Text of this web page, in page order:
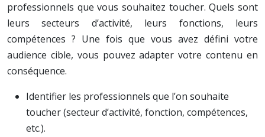
professionnels que vous souhaitez toucher. Quels sont
leurs secteurs d’activité, leurs fonctions, leurs
compétences ? Une fois que vous avez défini votre
audience cible, vous pouvez adapter votre contenu en
conséquence.
Identifier les professionnels que l’on souhaite
toucher (secteur d’activité, fonction, compétences,
etc.).